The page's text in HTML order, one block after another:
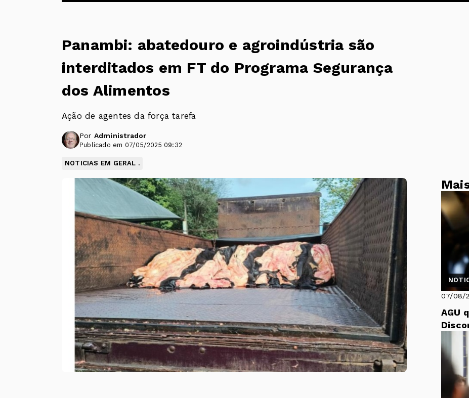
Panambi: abatedouro e agroindústria são
interditados em FT do Programa Segurança
dos Alimentos
Ação de agentes da força tarefa
Por Administrador
Publicado em 07/05/2025 09:32
NOTICIAS EM GERAL .
07/08/
AGU